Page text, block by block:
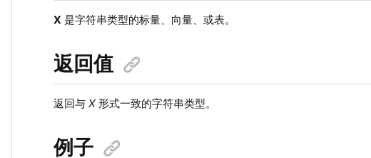
X 是字符串类型的标量、向量、或表。
返回值
返回与X 形式一致的字符串类型。
例子